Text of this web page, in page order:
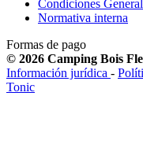
Condiciones
Normativa interna
Formas de pago
© 2026 Camping Bois
Información jurídica -
Tonic